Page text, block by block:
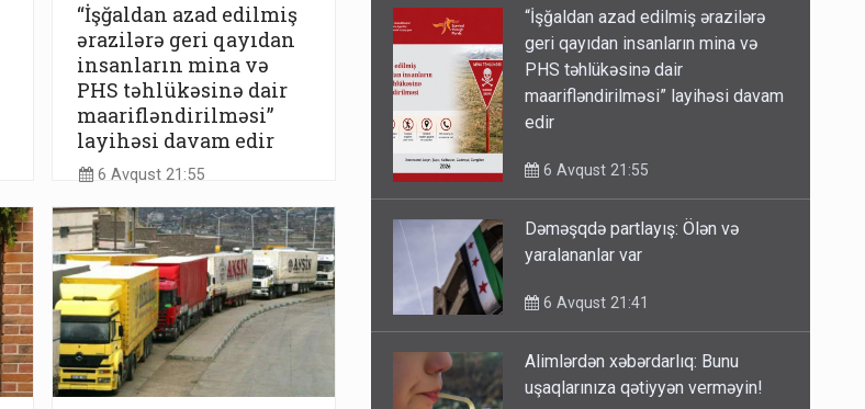
“İşğaldan azad edilmiş
ərazilərə geri qayıdan
insanların mina və
PHS təhlükəsinə dair
maarifləndirilməsi”
layihəsi davam edir
6 Avqust 21:55
“İşğaldan azad edilmiş ərazilərə
geri qayıdan insanların mina və
PHS təhlükəsinə dair
maarifləndirilməsi” layihəsi davam
edir
6 Avqust 21:55
Dəməşqdə partlayış: Ölən və
yaralananlar var
6 Avqust 21:41
Alimlərdən xəbərdarlıq: Bunu
uşaqlarınıza qətiyyən verməyin!